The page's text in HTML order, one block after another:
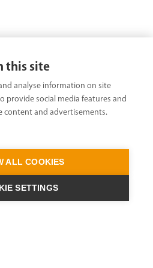
this site
analyse information on site
provide social media features and
content and advertisements.
ALL COOKIES
SETTINGS